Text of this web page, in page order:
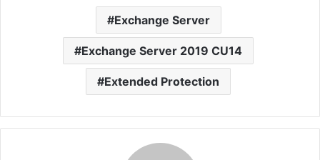
Exchange Server
Exchange Server 2019 CU14
Extended Protection